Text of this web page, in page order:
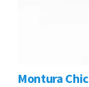
Montura Chic